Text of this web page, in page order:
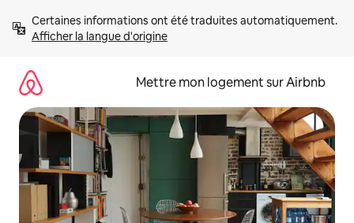
directement
Afficher la langue d'origine
Mettre mon logement sur Airbnb